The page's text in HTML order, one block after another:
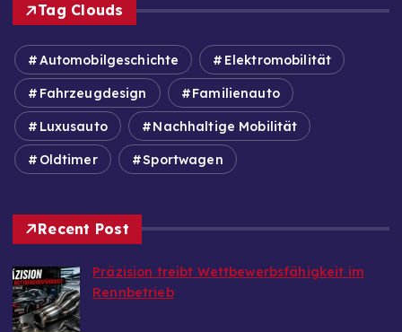
Tag Clouds
Automobilgeschichte Elektromobilität
Fahrzeugdesign Familienauto
Luxusauto Nachhaltige Mobilität
Oldtimer Sportwagen
Recent Post
Präzision treibt Wettbewerbsfähigkeit im
Rennbetrieb